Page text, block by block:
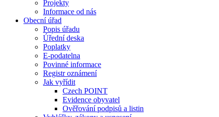
Projekty
Informace od nás
Obecní úřad
Popis úřadu
Úřední deska
Poplatky
E-podatelna
Povinné informace
Registr oznámení
Jak vyřídit
Czech POINT
Evidence obyvatel
Ověřování podpisů a listin